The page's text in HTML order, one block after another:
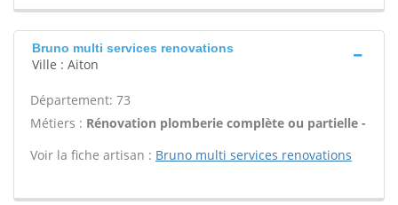
Bruno multi services renovations
Ville : Aiton
Département: 73
Métiers : Rénovation plomberie complète ou partielle -
Voir la fiche artisan : Bruno multi services renovations